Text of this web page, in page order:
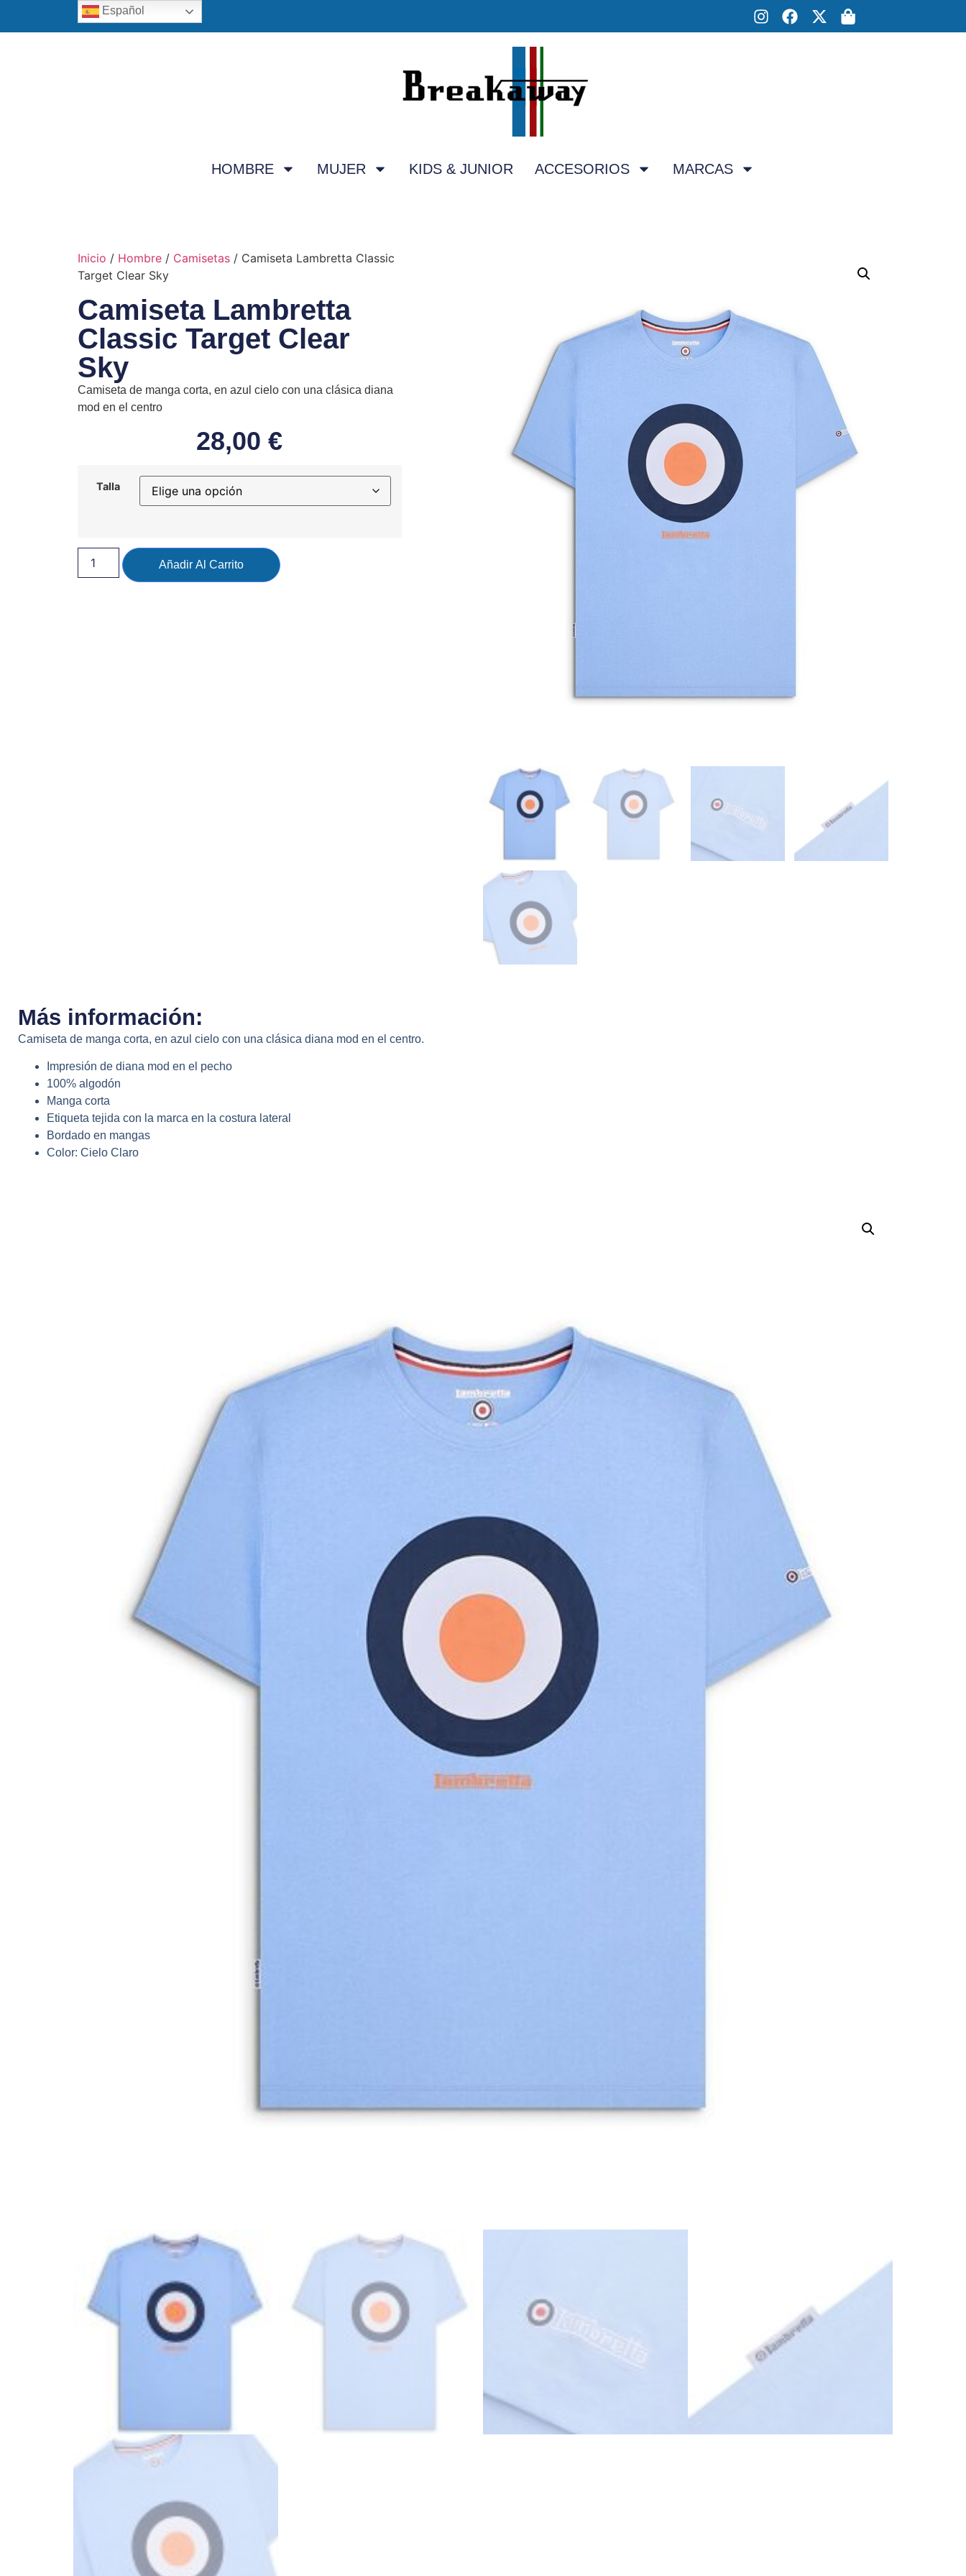
HOMBRE MUJER KIDS & JUNIOR ACCESORIOS MARCAS
Inicio / Hombre/ Camisetas/ Camiseta Lambretta Classic
Target Clear Sky
Camiseta Lambretta
Classic Target Clear
Sky
Camiseta de manga corta, en azul cielo con una clásica diana
mod en el centro
28,00€
Talla
Añadir Al Carrito
Más información:
Camiseta de manga corta, en azul cielo con una clásica diana mod en el centro.
Impresión de diana mod en el pecho
100% algodón
Manga corta
Etiqueta tejida con la marca en la costura lateral
Bordado en mangas
Color: Cielo Claro
Español